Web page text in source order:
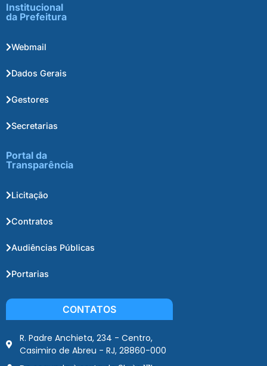
Institucional
da Prefeitura
Webmail
Dados Gerais
Gestores
Secretarias
Portal da
Transparência
Licitação
Contratos
Audiências Públicas
Portarias
CONTATOS
R. Padre Anchieta, 234 - Centro,
Casimiro de Abreu - RJ, 28860-000